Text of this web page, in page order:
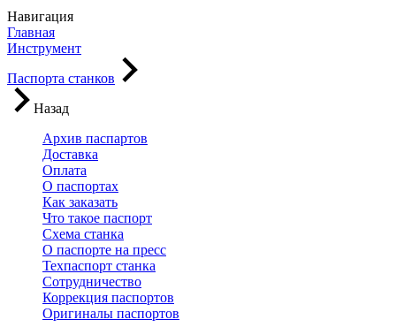
Навигация
Главная
Инструмент
Паспорта станков
Назад
Архив паспартов
Доставка
Оплата
О паспортах
Как заказать
Что такое паспорт
Схема станка
О паспорте на пресс
Техпаспорт станка
Сотрудничество
Коррекция паспортов
Оригиналы паспортов